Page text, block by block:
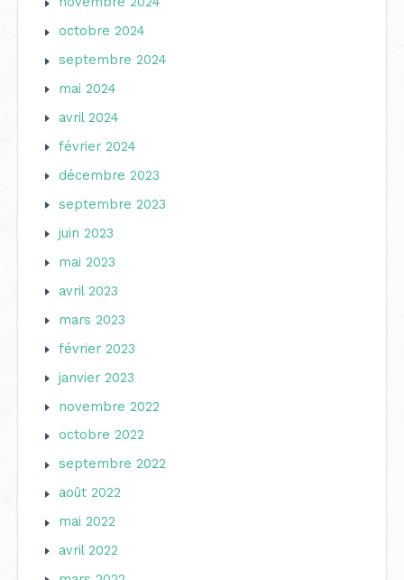
octobre 2024
septembre 2024
mai 2024
avril 2024
février 2024
décembre 2023
septembre 2023
juin 2023
mai 2023
avril 2023
mars 2023
février 2023
janvier 2023
novembre 2022
octobre 2022
septembre 2022
août 2022
mai 2022
avril 2022